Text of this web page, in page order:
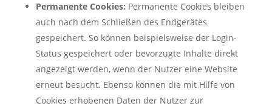
Permanente Cookies: Permanente Cookies bleiben
auch nach dem Schließen des Endgerätes
gespeichert. So können beispielsweise der Login-
Status gespeichert oder bevorzugte Inhalte direkt
angezeigt werden, wenn der Nutzer eine Website
erneut besucht. Ebenso können die mit Hilfe von
Cookies erhobenen Daten der Nutzer zur